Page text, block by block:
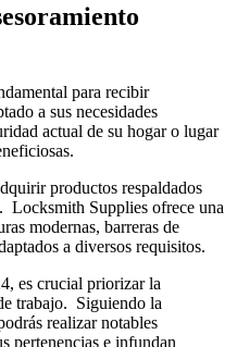
para recibir
a sus necesidades
actual de su hogar o lugar
productos respaldados
Locksmith Supplies ofrece una
modernas, barreras de
a diversos requisitos.
es crucial priorizar la
trabajo. Siguiendo la
realizar notables
pertenencias e infundan